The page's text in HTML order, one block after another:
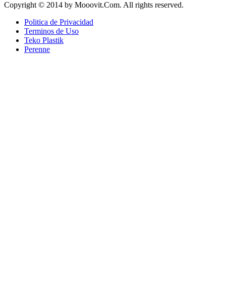
Copyright © 2014 by Mooovit.Com. All rights reserved.
Politica de Privacidad
Terminos de Uso
Teko Plastik
Perenne